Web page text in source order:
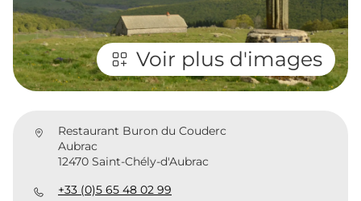
Voir plus d'images
Restaurant Buron du Couderc
Aubrac
12470 Saint-Chély-d'Aubrac
+33 (0)5 65 48 02 99